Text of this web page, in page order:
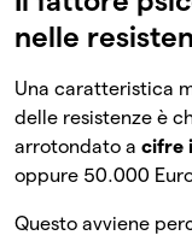
nelle
Una caratteristica
delle resistenze è
arrotondato a cifre
oppure 50.000
Questo avviene